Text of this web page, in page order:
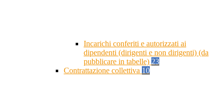
Incarichi conferiti e autorizzati ai
dipendenti (dirigenti e non dirigenti) (da
pubblicare in tabelle) 23
Contrattazione collettiva 10